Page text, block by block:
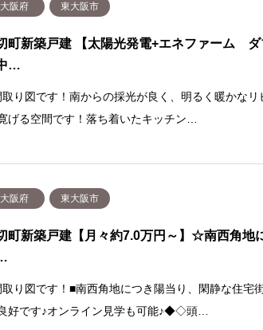
大阪府 東大阪市
町新築戸建 【太陽光発電+エネファーム ダ
…
り図です！南からの採光が良く、明るく暖かなリ
げる空間です！落ち着いたキッチン…
大阪府 東大阪市
町新築戸建【月々約7.0万円～】☆南西角地
り図です！■南西角地につき陽当り、閑静な住宅
好です♪オンライン見学も可能♪◆◇頭…